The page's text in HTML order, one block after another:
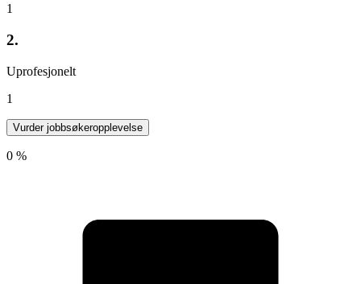
1
2.
Uprofesjonelt
1
Vurder jobbsøkeropplevelse
0 %